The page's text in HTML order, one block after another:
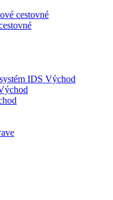
cestovné
IDS Východ